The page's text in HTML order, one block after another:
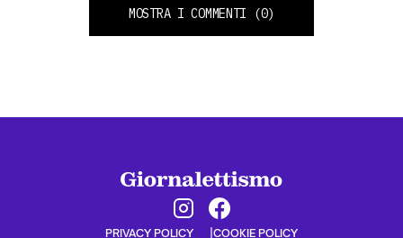
MOSTRA I COMMENTI (0)
PRIVACY POLICY COOKIE POLICY